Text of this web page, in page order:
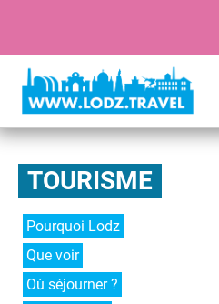
TOURISME
Pourquoi Lodz
Que voir
Où séjourner ?